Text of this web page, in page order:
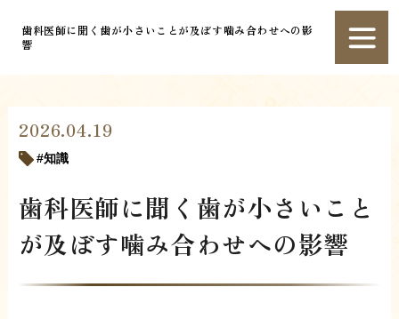
歯科医師に聞く歯が小さいことが及ぼす噛み合わせへの影
響
2026.04.19
知識
歯科医師に聞く歯が小さいこと
が及ぼす噛み合わせへの影響